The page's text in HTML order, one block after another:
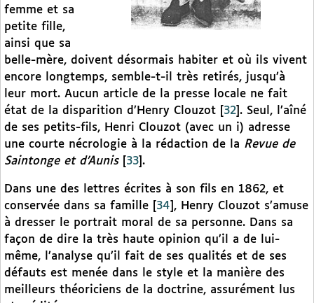
femme et sa
petite fille,
ainsi que sa
belle-mère, doivent désormais habiter et où ils vivent
encore longtemps, semble-t-il très retirés, jusqu’à
leur mort. Aucun article de la presse locale ne fait
état de la disparition d’Henry Clouzot
32 . Seul, l’aîné
de ses petits-fils, Henri Clouzot (avec un i) adresse
une courte nécrologie à la rédaction de la Revue de
Saintonge et d’Aunis[ 33 .
Dans une des lettres écrites à son fils en 1862, et
conservée dans sa famille
34 , Henry Clouzot s’amuse
à dresser le portrait moral de sa personne. Dans sa
façon de dire la très haute opinion qu’il a de lui-
même, l’analyse qu’il fait de ses qualités et de ses
défauts est menée dans le style et la manière des
meilleurs théoriciens de la doctrine, assurément lus